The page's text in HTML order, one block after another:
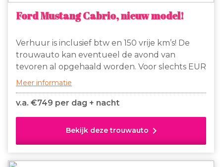
Ford Mustang Cabrio, nieuw model!
Verhuur is inclusief btw en 150 vrije km’s! De
trouwauto kan eventueel de avond van
tevoren al opgehaald worden. Voor slechts EUR
749- per dag + nacht te huur; deze prachtige
witte Ford Mustang cabrio, nieuwste model! Dit
is de enige witte Ford Mustang cabrio (nieuw
150 km vrij en daarna slechts EUR 1,50 extra per
km. Gaan jullie binnenkort trouwen, huur dan
onvergetelijke dag te maken!
Meer informatie
v.a. €749 per dag + nacht
Bekijk deze trouwautochevron_right